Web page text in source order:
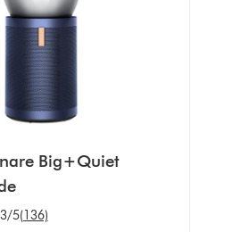
Big+Quiet
/5(136)